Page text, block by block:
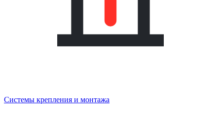
Системы крепления и монтажа